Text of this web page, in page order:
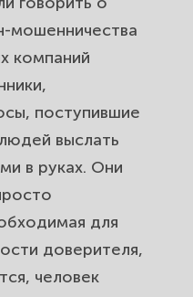
мошенничества
компаний
поступившие
выслать
в руках. Они
для
доверителя,
человек